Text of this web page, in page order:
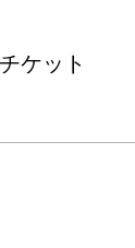
ケット